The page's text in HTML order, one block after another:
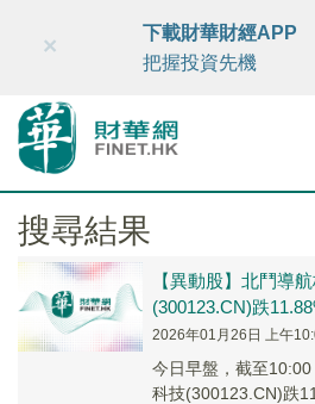
財華智庫網 FINTV
×
下載財華財經APP
把握投資先機
搜尋結果
【異動股】北鬥導
(300123.CN)跌
2026年01月26日 上午
今日早盤，截至
科技(300123.CN)跌